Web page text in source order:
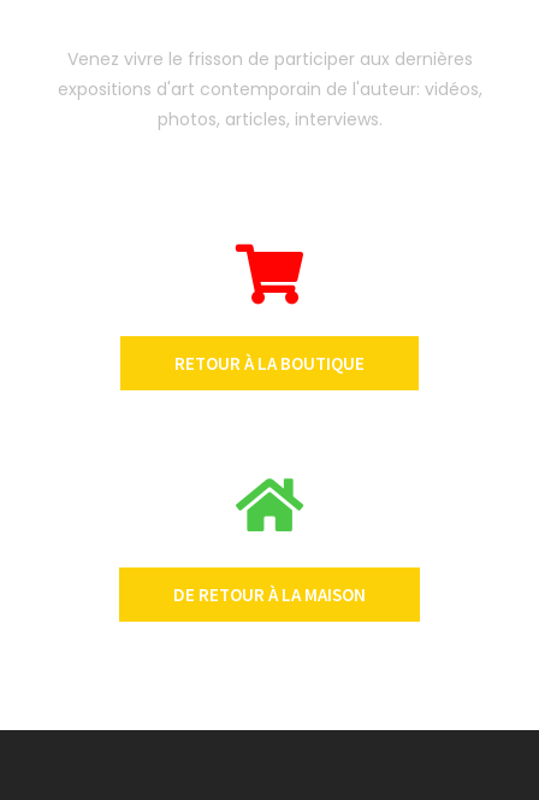
Venez vivre le frisson de participer aux dernières
expositions d'art contemporain de l'auteur: vidéos,
photos, articles, interviews.
RETOUR À LA BOUTIQUE
DE RETOUR À LA MAISON